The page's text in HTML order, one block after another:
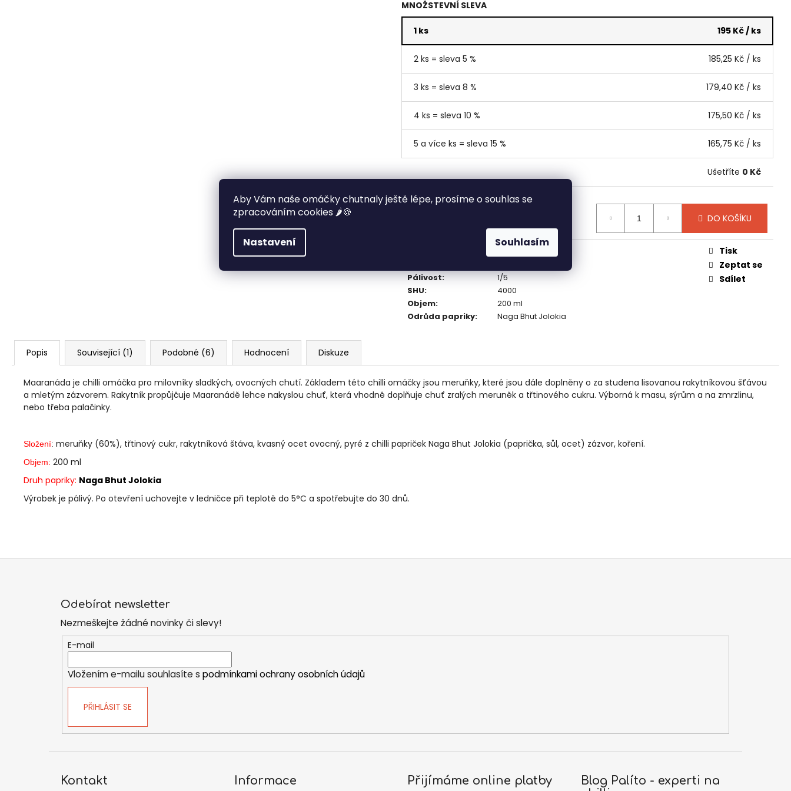
Aby Vám naše omáčky chutnaly ještě lépe, prosíme o souhlas se
zpracováním cookies 🌶️🍪
Nastavení Souhlasím
MNOŽSTEVNÍ SLEVA
1 ks 195 Kč/ ks
2 ks = sleva 5 % 185,25 Kč / ks
3 ks = sleva 8 % 179,40 Kč / ks
4 ks = sleva 10 % 175,50 Kč / ks
5 a více ks = sleva 15 % 165,75 Kč / ks
Ušetříte 0 Kč
DO KOŠÍKU
Pálivost:
1/5
SHU:
4000
Objem:
200 ml
Odrůda papriky: Naga Bhut Jolokia
Tisk
Zeptat se
Sdílet
Popis Související (1) Podobné (6) Hodnocení Diskuze
Maaranáda je chilli omáčka pro milovníky sladkých, ovocných chutí. Základem této chilli omáčky jsou meruňky, které jsou dále doplněny o za studena lisovanou rakytníkovou šťávou
a mletým zázvorem. Rakytník propůjčuje Maaranádě lehce nakyslou chuť, která vhodně doplňuje chuť zralých meruněk a třtinového cukru. Výborná k masu, sýrům a na zmrzlinu,
nebo třeba palačinky.
Složení: meruňky (60%), třtinový cukr, rakytníková štáva, kvasný ocet ovocný, pyré z chilli papriček Naga Bhut Jolokia (paprička, sůl, ocet) zázvor, koření.
Objem: 200 ml
Druh papriky: Naga Bhut Jolokia
Výrobek je pálivý. Po otevření uchovejte v ledničce při teplotě do 5°C a spotřebujte do 30 dnů.
Odebírat newsletter
Nezmeškejte žádné novinky či slevy!
E-mail
Vložením e-mailu souhlasíte s podmínkami ochrany osobních údajů
PŘIHLÁSIT SE
Kontakt Informace Přijímáme online platby
Blog Palíto - experti na